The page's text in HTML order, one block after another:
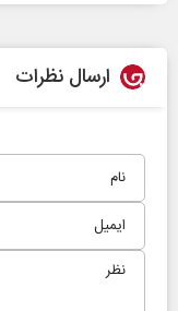
ارسال نظرات